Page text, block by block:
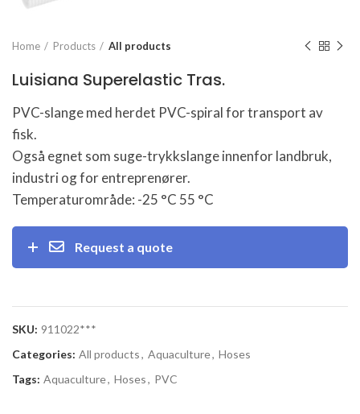
Home Products All products
Luisiana Superelastic Tras.
PVC-slange med herdet PVC-spiral for transport av
fisk.
Også egnet som suge-trykkslange innenfor landbruk,
industri og for entreprenører.
Temperaturområde: -25 °C 55 °C
Request a quote
SKU: 911022***
Categories: All products, Aquaculture, Hoses
Tags: Aquaculture, Hoses, PVC